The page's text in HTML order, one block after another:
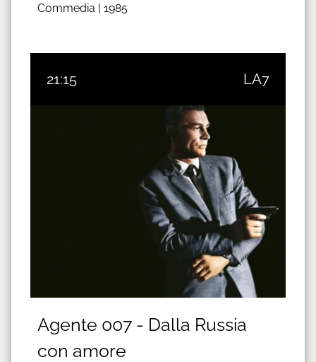
Commedia | 1985
21:15 LA7
Agente 007 - Dalla Russia
con amore